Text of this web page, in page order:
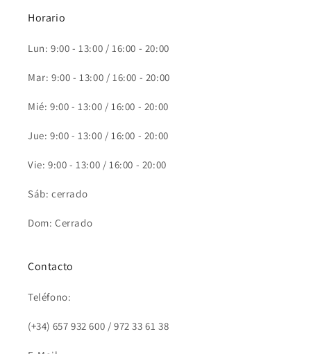
Horario
Lun: 9:00 - 13:00 / 16:00 - 20:00
Mar: 9:00 - 13:00 / 16:00 - 20:00
Mié: 9:00 - 13:00 / 16:00 - 20:00
Jue: 9:00 - 13:00 / 16:00 - 20:00
Vie: 9:00 - 13:00 / 16:00 - 20:00
Sáb: cerrado
Dom: Cerrado
Contacto
Teléfono:
(+34) 657 932 600 / 972 33 61 38